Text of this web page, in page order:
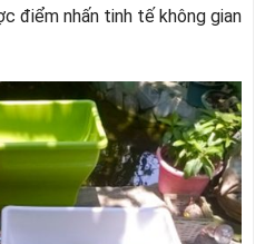
điểm nhấn tinh tế không gian